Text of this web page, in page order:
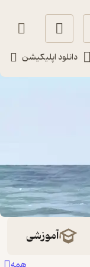
دانلود اپلیکیشن
آموزشی